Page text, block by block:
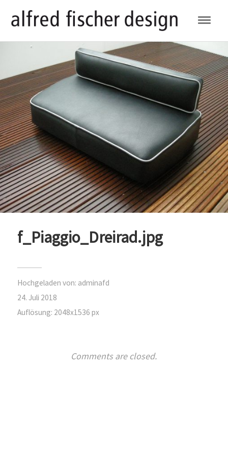
f_Piaggio_Dreirad.jpg
Hochgeladen von: adminafd
24. Juli 2018
Auflösung: 2048x1536 px
Comments are closed.